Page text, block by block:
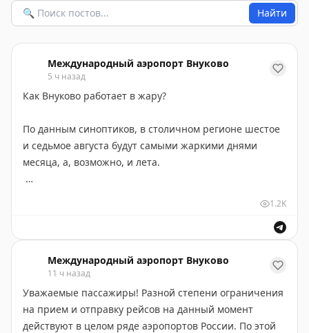
Найти
Международный аэропорт Внуково
5 ч назад
Как Внуково работает в жару?
По данным синоптиков, в столичном регионе шестое
и седьмое августа будут самыми жаркими днями
месяца, а, возможно, и лета.
дополнительная холодомашина. Также усилена смена
дежурной группы, чтобы оперативно реагировать на
заявки.
Напоминаем, в общей и стерильной зонах
установлены бесплатные питьевые фонтанчики.
1.2K
Международный аэропорт Внуково
11 ч назад
Уважаемые пассажиры! Разной степени ограничения
на прием и отправку рейсов на данный момент
действуют в целом ряде аэропортов России. По этой